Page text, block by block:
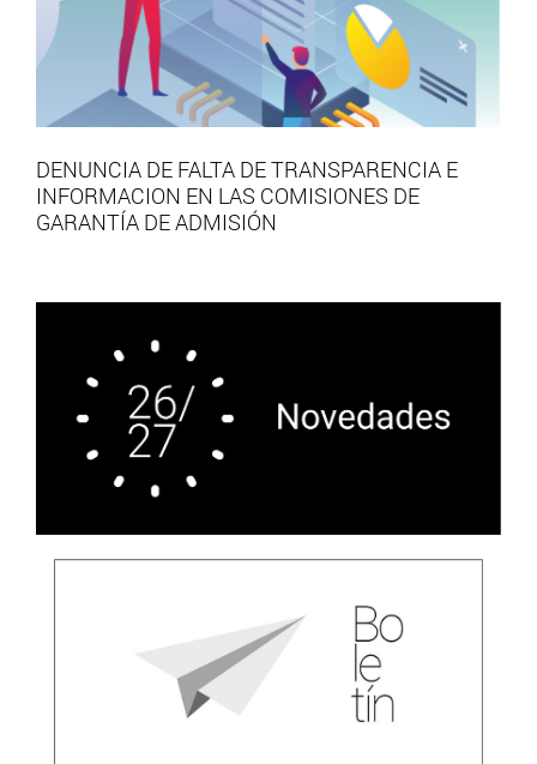
DENUNCIA DE FALTA DE TRANSPARENCIA E
INFORMACION EN LAS COMISIONES DE
GARANTÍA DE ADMISIÓN